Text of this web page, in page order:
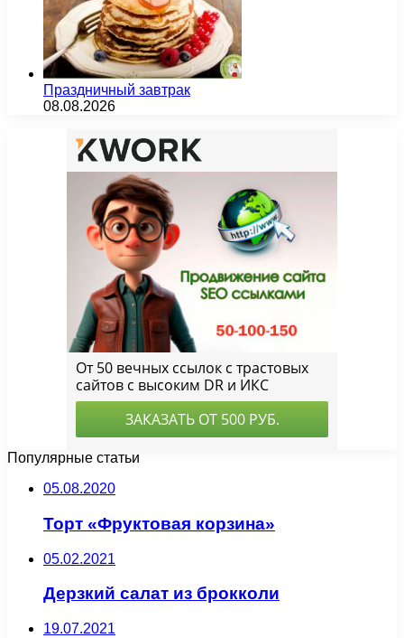
Праздничный завтрак
08.08.2026
Популярные статьи
05.08.2020
Торт «Фруктовая корзина»
05.02.2021
Дерзкий салат из брокколи
19.07.2021